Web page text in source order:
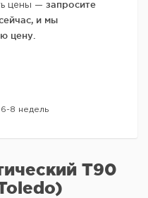
цены — запросите
и мы
цену.
8 недель
T90